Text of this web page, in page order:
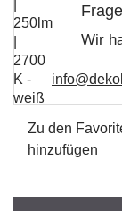
Wir
Zu den
hinzufügen